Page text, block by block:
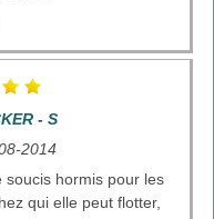
- S
2014
soucis hormis pour les
qui elle peut flotter,